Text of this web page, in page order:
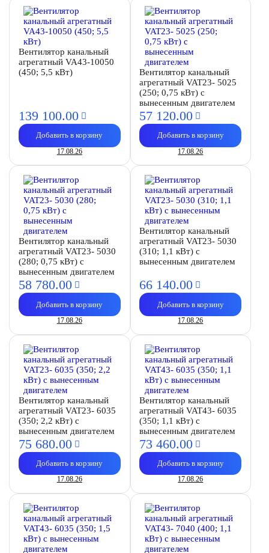
Вентилятор канальный
агрегатный VA43-10050
(450; 5,5 кВт)
139 100.00
Добавить в корзину
17.08.26
Вентилятор канальный
агрегатный VAT23- 5025
(250; 0,75 кВт) с
вынесенным двигателем
57 120.00
Добавить в корзину
17.08.26
Вентилятор канальный
агрегатный VAT23- 5030
(280; 0,75 кВт) с
вынесенным двигателем
58 780.00
Добавить в корзину
17.08.26
Вентилятор канальный
агрегатный VAT23- 5030
(310; 1,1 кВт) с
вынесенным двигателем
66 140.00
Добавить в корзину
17.08.26
Вентилятор канальный
агрегатный VAT23- 6035
(350; 2,2 кВт) с
вынесенным двигателем
75 680.00
Добавить в корзину
17.08.26
Вентилятор канальный
агрегатный VAT43- 6035
(350; 1,1 кВт) с
вынесенным двигателем
73 460.00
Добавить в корзину
17.08.26